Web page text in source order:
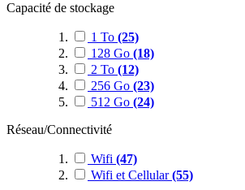
Capacité de stockage
1 To (25)
128 Go (18)
2 To (12)
256 Go (23)
512 Go (24)
Réseau/Connectivité
Wifi (47)
Wifi et Cellular(55)